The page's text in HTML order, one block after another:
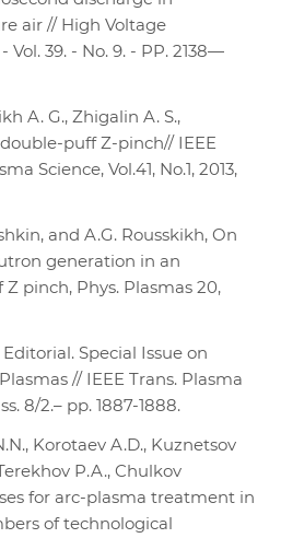
air // High Voltage
Vol. 39. - No. 9. - PP. 2138—
A. G., Zhigalin A. S.,
puff Z-pinch// IEEE
Science, Vol.41, No.1, 2013,
and A.G. Rousskikh, On
generation in an
pinch, Phys. Plasmas 20,
Special Issue on
// IEEE Trans. Plasma
8/2.– pp. 1887-1888.
Korotaev A.D., Kuznetsov
P.A., Chulkov
for arc-plasma treatment in
of technological